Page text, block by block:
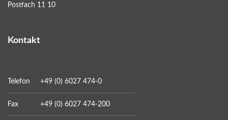
Postfach 11 10
Kontakt
Telefon +49 (0) 6027 474-0
Fax +49 (0) 6027 474-200